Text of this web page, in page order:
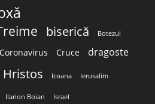
biserică Botezul
Coronavirus Cruce dragoste
Hristos Icoana Ierusalim
Ilarion Boian Israel